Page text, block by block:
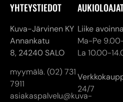
YHTEYSTIEDOT
Kuva-Järvinen KY
Annankatu
8, 24240 SALO
myymälä. (02) 731
7911
asiakaspalvelu@kuva-
Liike avoinna
Ma-Pe
La 10.00-
24/7